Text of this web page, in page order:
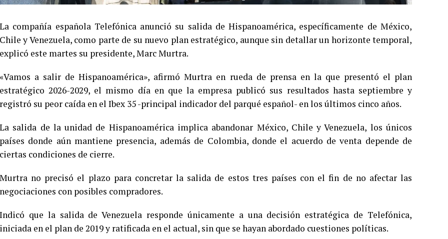
La compañía española Telefónica anunció su salida de Hispanoamérica, específicamente de México,
Chile y Venezuela, como parte de su nuevo plan estratégico, aunque sin detallar un horizonte temporal,
explicó este martes su presidente, Marc Murtra.
«Vamos a salir de Hispanoamérica», afirmó Murtra en rueda de prensa en la que presentó el plan
estratégico 2026-2029, el mismo día en que la empresa publicó sus resultados hasta septiembre y
registró su peor caída en el Ibex 35 -principal indicador del parqué español- en los últimos cinco años.
La salida de la unidad de Hispanoamérica implica abandonar México, Chile y Venezuela, los únicos
países donde aún mantiene presencia, además de Colombia, donde el acuerdo de venta depende de
ciertas condiciones de cierre.
Murtra no precisó el plazo para concretar la salida de estos tres países con el fin de no afectar las
negociaciones con posibles compradores.
Indicó que la salida de Venezuela responde únicamente a una decisión estratégica de Telefónica,
iniciada en el plan de 2019 y ratificada en el actual, sin que se hayan abordado cuestiones políticas.